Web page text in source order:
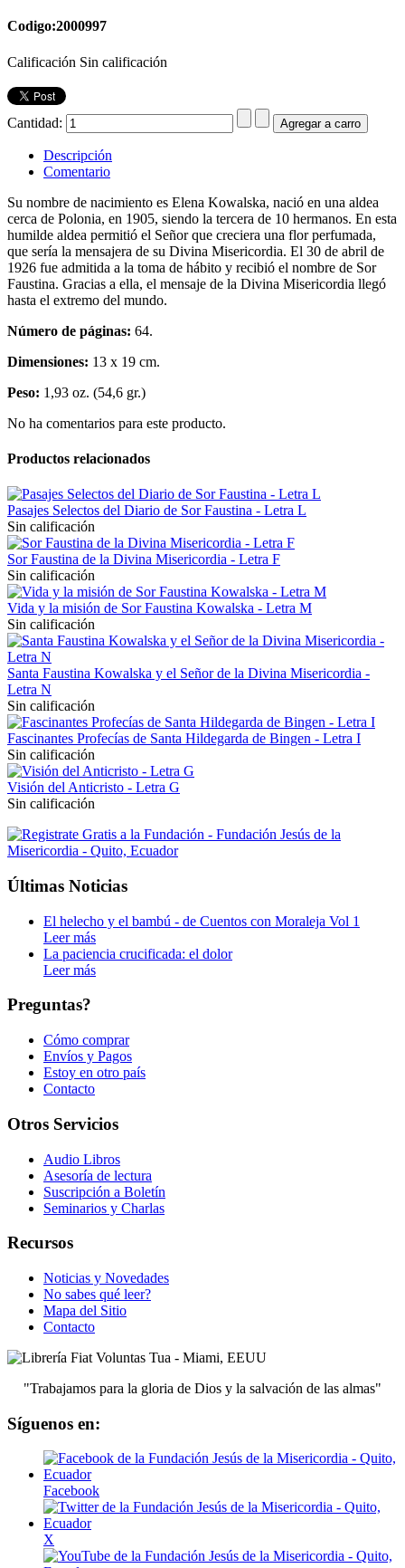
Codigo:2000997
Calificación Sin calificación
Cantidad:
Descripción
Comentario
Su nombre de nacimiento es Elena Kowalska, nació en una aldea
cerca de Polonia, en 1905, siendo la tercera de 10 hermanos. En esta
humilde aldea permitió el Señor que creciera una flor perfumada,
que sería la mensajera de su Divina Misericordia. El 30 de abril de
1926 fue admitida a la toma de hábito y recibió el nombre de Sor
Faustina. Gracias a ella, el mensaje de la Divina Misericordia llegó
hasta el extremo del mundo.
Número de páginas: 64.
Dimensiones: 13 x 19 cm.
Peso: 1,93 oz. (54,6 gr.)
No ha comentarios para este producto.
Productos relacionados
Pasajes Selectos del Diario de Sor Faustina - Letra L
Sin calificación
Sor Faustina de la Divina Misericordia - Letra F
Sin calificación
Vida y la misión de Sor Faustina Kowalska - Letra M
Sin calificación
Santa Faustina Kowalska y el Señor de la Divina Misericordia -
Letra N
Sin calificación
Fascinantes Profecías de Santa Hildegarda de Bingen - Letra I
Sin calificación
Visión del Anticristo - Letra G
Sin calificación
Últimas Noticias
El helecho y el bambú - de Cuentos con Moraleja Vol 1
Leer más
La paciencia crucificada: el dolor
Leer más
Preguntas?
Cómo comprar
Envíos y Pagos
Estoy en otro país
Contacto
Otros Servicios
Audio Libros
Asesoría de lectura
Suscripción a Boletín
Seminarios y Charlas
Recursos
Noticias y Novedades
No sabes qué leer?
Mapa del Sitio
Contacto
"Trabajamos para la gloria de Dios y la salvación de las almas"
Síguenos en:
Facebook
X